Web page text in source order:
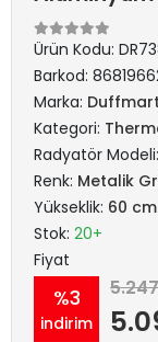
Ürün Kodu:
Barkod:
Marka: Duffmart
Kategori:
Radyatör Modeli:
Renk: Metalik
Yükseklik: 60
Stok: 20+
Fiyat
%3
indirim